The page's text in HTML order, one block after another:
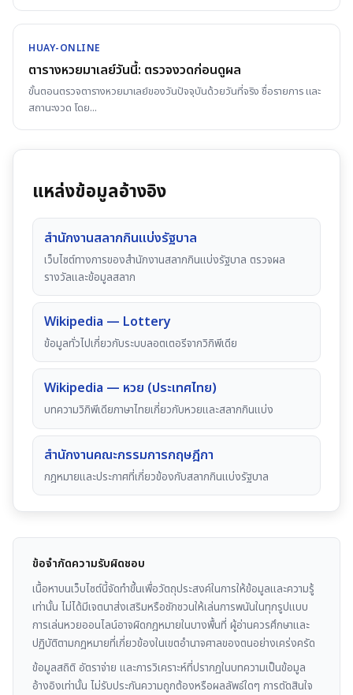
HUAY-ONLINE
ตารางหวยมาเลย์วันนี้: ตรวจงวดก่อนดูผล
ขั้นตอนตรวจตารางหวยมาเลย์ของวันปัจจุบันด้วยวันที่จริง ชื่อรายการ และ
สถานะงวด โดย...
แหล่งข้อมูลอ้างอิง
สำนักงานสลากกินแบ่งรัฐบาล
เว็บไซต์ทางการของสำนักงานสลากกินแบ่งรัฐบาล ตรวจผล
รางวัลและข้อมูลสลาก
Wikipedia — Lottery
ข้อมูลทั่วไปเกี่ยวกับระบบลอตเตอรีจากวิกิพีเดีย
Wikipedia — หวย (ประเทศไทย)
บทความวิกิพีเดียภาษาไทยเกี่ยวกับหวยและสลากกินแบ่ง
สำนักงานคณะกรรมการกฤษฎีกา
กฎหมายและประกาศที่เกี่ยวข้องกับสลากกินแบ่งรัฐบาล
ข้อจำกัดความรับผิดชอบ
เนื้อหาบนเว็บไซต์นี้จัดทำขึ้นเพื่อวัตถุประสงค์ในการให้ข้อมูลและความรู้
เท่านั้น ไม่ได้มีเจตนาส่งเสริมหรือชักชวนให้เล่นการพนันในทุกรูปแบบ
การเล่นหวยออนไลน์อาจผิดกฎหมายในบางพื้นที่ ผู้อ่านควรศึกษาและ
ปฏิบัติตามกฎหมายที่เกี่ยวข้องในเขตอำนาจศาลของตนอย่างเคร่งครัด
ข้อมูลสถิติ อัตราจ่าย และการวิเคราะห์ที่ปรากฏในบทความเป็นข้อมูล
อ้างอิงเท่านั้น ไม่รับประกันความถูกต้องหรือผลลัพธ์ใดๆ การตัดสินใจ